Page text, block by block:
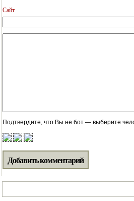
Сайт
Подтвердите, что Вы не бот — выберите